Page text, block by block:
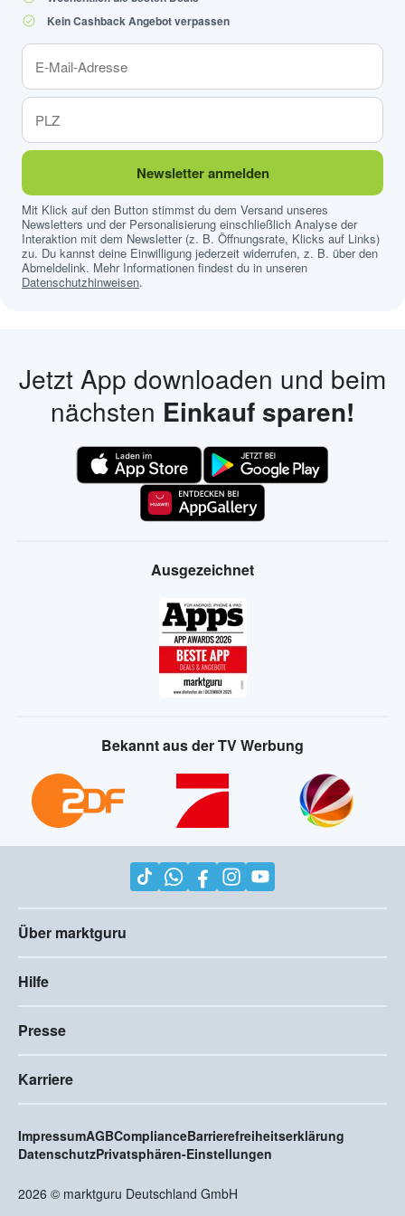
Kein Cashback Angebot verpassen
Newsletter anmelden
Mit Klick auf den Button stimmst du dem Versand unseres
Newsletters und der Personalisierung einschließlich Analyse der
Interaktion mit dem Newsletter (z. B. Öffnungsrate, Klicks auf Links)
zu. Du kannst deine Einwilligung jederzeit widerrufen, z. B. über den
Abmeldelink. Mehr Informationen findest du in unseren
Datenschutzhinweisen.
Jetzt App downloaden und beim
nächsten Einkauf sparen!
Ausgezeichnet
Bekannt aus der TV Werbung
Über marktguru
Hilfe
Presse
Karriere
ImpressumAGBComplianceBarrierefreiheitserklärung
DatenschutzPrivatsphären-Einstellungen
2026 © marktguru Deutschland GmbH